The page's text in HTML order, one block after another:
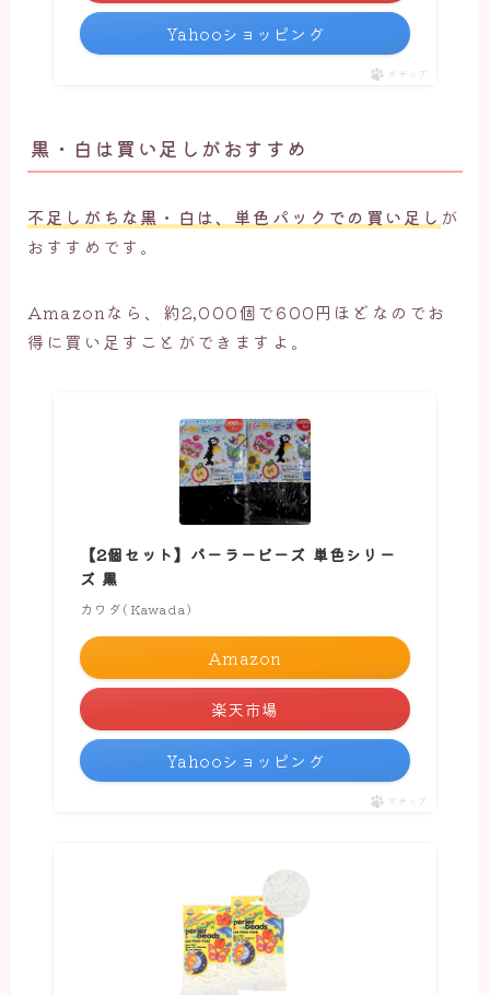
Yahooショッピング
ポチップ
黒・白は買い足しがおすすめ
不足しがちな黒・白は、単色パックでの買い足し が
おすすめです。
Amazonなら、約2,000個で600円ほどなのでお
得に買い足すことができますよ。
【2個セット】パーラービーズ 単色シリー
ズ 黒
カワダ(Kawada)
Amazon
楽天市場
Yahooショッピング
ポチップ